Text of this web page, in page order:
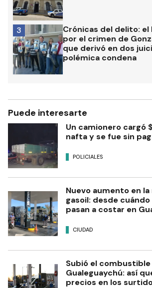
Crónicas del delito: el
por el crimen de
que derivó en dos
polémica condena
3
Puede interesarte
Un camionero cargó
nafta y se fue sin
POLICIALES
Nuevo aumento en
gasoil: desde
pasan a costar en
CIUDAD
Subió el combustible
Gualeguaychú: así
precios en los